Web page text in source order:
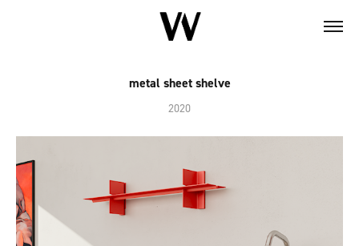
metal sheet shelve
2020